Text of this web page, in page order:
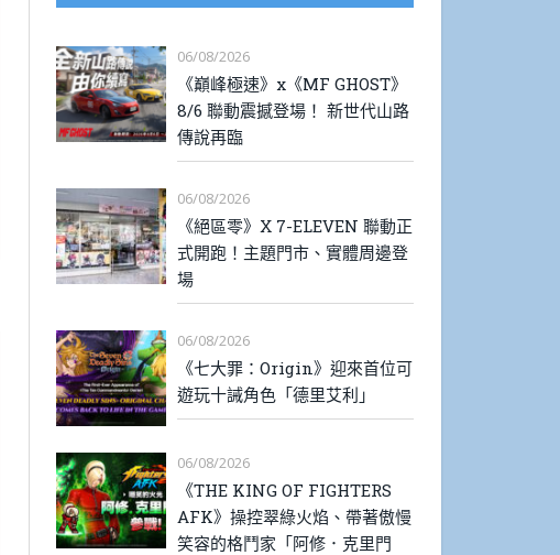
06/08/2026
《巔峰極速》x《MF GHOST》
8/6 聯動震撼登場！ 新世代山路
傳說再臨
06/08/2026
《絕區零》X 7-ELEVEN 聯動正
式開跑！主題門市、實體周邊登
場
06/08/2026
《七大罪：Origin》迎來首位可
遊玩十誡角色「德里艾利」
06/08/2026
《THE KING OF FIGHTERS
AFK》操控翠綠火焰、帶著傲慢
笑容的格鬥家「阿修．克里門